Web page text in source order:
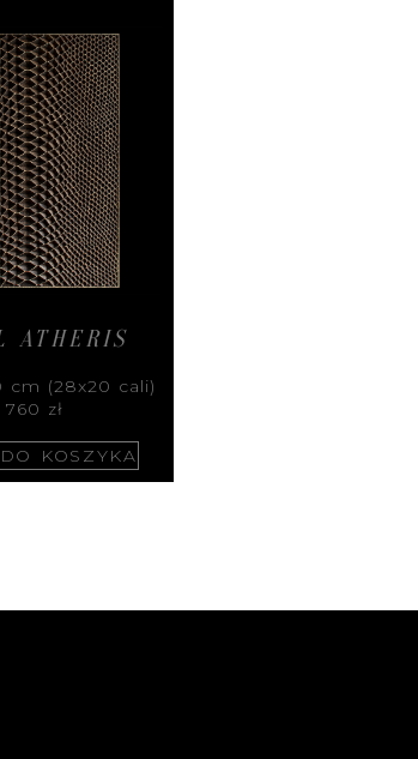
ATHERIS
cm (28x20 cali)
760 zł
KOSZYKA